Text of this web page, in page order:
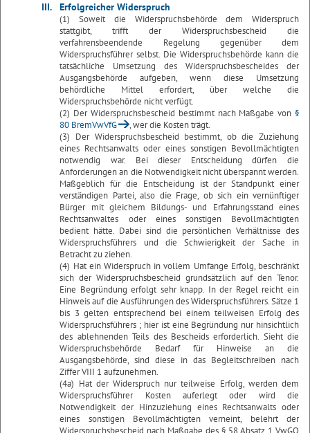
III. Erfolgreicher Widerspruch
(1) Soweit die Widerspruchsbehörde dem Widerspruch
stattgibt, trifft der Widerspruchsbescheid die
verfahrensbeendende Regelung gegenüber dem
Widerspruchsführer selbst. Die Widerspruchsbehörde kann die
tatsächliche Umsetzung des Widerspruchsbescheides der
Ausgangsbehörde aufgeben, wenn diese Umsetzung
behördliche Mittel erfordert, über welche die
Widerspruchsbehörde nicht verfügt.
(2) Der Widerspruchsbescheid bestimmt nach Maßgabe von §
80 BremVwVfG
, wer die Kosten trägt.
(3) Der Widerspruchsbescheid bestimmt, ob die Zuziehung
eines Rechtsanwalts oder eines sonstigen Bevollmächtigten
notwendig war. Bei dieser Entscheidung dürfen die
Anforderungen an die Notwendigkeit nicht überspannt werden.
Maßgeblich für die Entscheidung ist der Standpunkt einer
verständigen Partei, also die Frage, ob sich ein vernünftiger
Bürger mit gleichem Bildungs- und Erfahrungsstand eines
Rechtsanwaltes oder eines sonstigen Bevollmächtigten
bedient hätte. Dabei sind die persönlichen Verhältnisse des
Widerspruchsführers und die Schwierigkeit der Sache in
Betracht zu ziehen.
(4) Hat ein Widerspruch in vollem Umfange Erfolg, beschränkt
sich der Widerspruchsbescheid grundsätzlich auf den Tenor.
Eine Begründung erfolgt sehr knapp. In der Regel reicht ein
Hinweis auf die Ausführungen des Widerspruchsführers. Sätze 1
bis 3 gelten entsprechend bei einem teilweisen Erfolg des
Widerspruchsführers ; hier ist eine Begründung nur hinsichtlich
des ablehnenden Teils des Bescheids erforderlich. Sieht die
Widerspruchsbehörde Bedarf für Hinweise an die
Ausgangsbehörde, sind diese in das Begleitschreiben nach
Ziffer VIII 1 aufzunehmen.
(4a) Hat der Widerspruch nur teilweise Erfolg, werden dem
Widerspruchsführer Kosten auferlegt oder wird die
Notwendigkeit der Hinzuziehung eines Rechtsanwalts oder
eines sonstigen Bevollmächtigten verneint, belehrt der
Widerspruchsbescheid nach Maßgabe des § 58 Absatz 1 VwGO